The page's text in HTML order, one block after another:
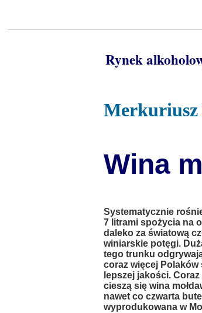
Rynek
Wina
Systematycznie
7 litrami spożycia na
daleko za światową
winiarskie potęgi.
tego trunku
coraz więcej
lepszej jakości.
cieszą się wina
nawet co czwarta
wyprodukowana w